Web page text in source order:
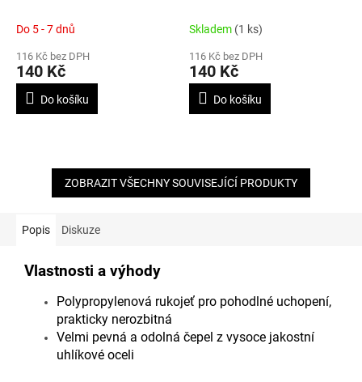
Do 5 - 7 dnů
116 Kč bez DPH
140 Kč
Do košíku
Skladem (1 ks)
116 Kč bez DPH
140 Kč
Do košíku
ZOBRAZIT VŠECHNY SOUVISEJÍCÍ PRODUKTY
Popis Diskuze
Vlastnosti a výhody
Polypropylenová rukojeť pro pohodlné uchopení,
prakticky nerozbitná
Velmi pevná a odolná čepel z vysoce jakostní
uhlíkové oceli